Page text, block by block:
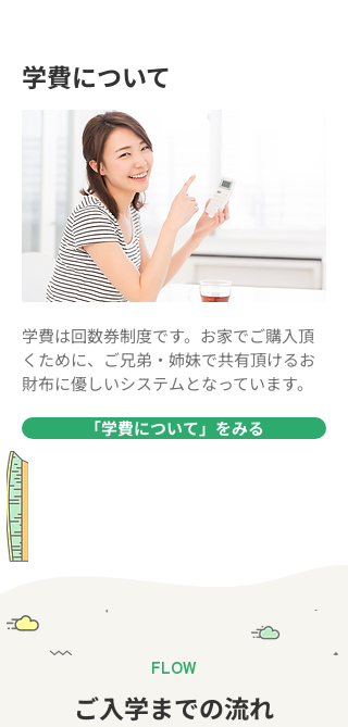
学費について
学費は回数券制度です。お家でご購入頂
くために、ご兄弟・姉妹で共有頂けるお
財布に優しいシステムとなっています。
「学費について」をみる
FLOW
ご入学までの流れ